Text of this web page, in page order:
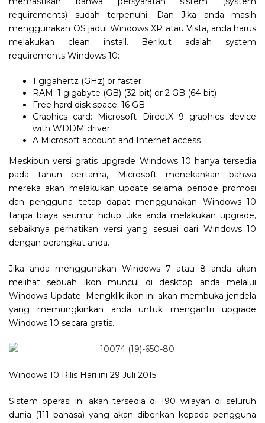
requirements) sudah terpenuhi. Dan Jika anda masih
menggunakan OS jadul Windows XP atau Vista, anda harus
melakukan clean install. Berikut adalah system
requirements Windows 10:
1 gigahertz (GHz) or faster
RAM: 1 gigabyte (GB) (32-bit) or 2 GB (64-bit)
Free hard disk space: 16 GB
Graphics card: Microsoft DirectX 9 graphics device
with WDDM driver
A Microsoft account and Internet access
Meskipun versi gratis upgrade Windows 10 hanya tersedia
pada tahun pertama, Microsoft menekankan bahwa
mereka akan melakukan update selama periode promosi
dan pengguna tetap dapat menggunakan Windows 10
tanpa biaya seumur hidup. Jika anda melakukan upgrade,
sebaiknya perhatikan versi yang sesuai dari Windows 10
dengan perangkat anda.
Jika anda menggunakan Windows 7 atau 8 anda akan
melihat sebuah ikon muncul di desktop anda melalui
Windows Update. Mengklik ikon ini akan membuka jendela
yang memungkinkan anda untuk mengantri upgrade
Windows 10 secara gratis.
Windows 10 Rilis Hari ini 29 Juli 2015
Sistem operasi ini akan tersedia di 190 wilayah di seluruh
dunia (111 bahasa) yang akan diberikan kepada pengguna